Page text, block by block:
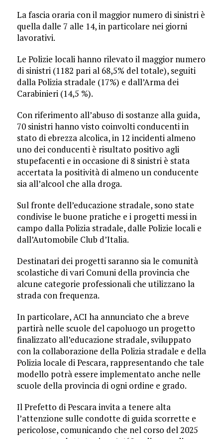
La fascia oraria con il maggior numero di sinistri è
quella dalle 7 alle 14, in particolare nei giorni
lavorativi.
Le Polizie locali hanno rilevato il maggior numero
di sinistri (1182 pari al 68,5% del totale), seguiti
dalla Polizia stradale (17%) e dall’Arma dei
Carabinieri (14,5 %).
Con riferimento all’abuso di sostanze alla guida,
70 sinistri hanno visto coinvolti conducenti in
stato di ebrezza alcolica, in 12 incidenti almeno
uno dei conducenti è risultato positivo agli
stupefacenti e in occasione di 8 sinistri è stata
accertata la positività di almeno un conducente
sia all’alcool che alla droga.
Sul fronte dell’educazione stradale, sono state
condivise le buone pratiche e i progetti messi in
campo dalla Polizia stradale, dalle Polizie locali e
dall’Automobile Club d’Italia.
Destinatari dei progetti saranno sia le comunità
scolastiche di vari Comuni della provincia che
alcune categorie professionali che utilizzano la
strada con frequenza.
In particolare, ACI ha annunciato che a breve
partirà nelle scuole del capoluogo un progetto
finalizzato all’educazione stradale, sviluppato
con la collaborazione della Polizia stradale e della
Polizia locale di Pescara, rappresentando che tale
modello potrà essere implementato anche nelle
scuole della provincia di ogni ordine e grado.
Il Prefetto di Pescara invita a tenere alta
l’attenzione sulle condotte di guida scorrette e
pericolose, comunicando che nel corso del 2025